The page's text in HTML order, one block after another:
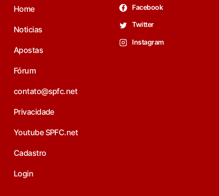
Home
Noticias
Apostas
Fórum
contato@spfc.net
Privacidade
Youtube SPFC.net
Cadastro
Login
Facebook
Twitter
Instagram